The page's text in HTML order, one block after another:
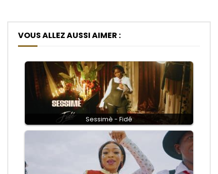
VOUS ALLEZ AUSSI AIMER :
Sessimè - Fidé